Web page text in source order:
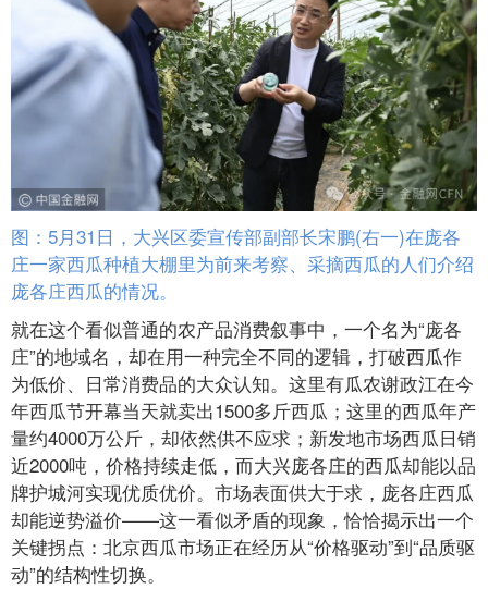
图：5月31日，大兴区委宣传部副部长宋鹏(右一)在庞各
庄一家西瓜种植大棚里为前来考察、采摘西瓜的人们介绍
庞各庄西瓜的情况。
就在这个看似普通的农产品消费叙事中，一个名为“庞各
庄”的地域名，却在用一种完全不同的逻辑，打破西瓜作
为低价、日常消费品的大众认知。这里有瓜农谢政江在今
年西瓜节开幕当天就卖出1500多斤西瓜；这里的西瓜年产
量约4000万公斤，却依然供不应求；新发地市场西瓜日销
近2000吨，价格持续走低，而大兴庞各庄的西瓜却能以品
牌护城河实现优质优价。市场表面供大于求，庞各庄西瓜
却能逆势溢价——这一看似矛盾的现象，恰恰揭示出一个
关键拐点：北京西瓜市场正在经历从“价格驱动”到“品质驱
动”的结构性切换。